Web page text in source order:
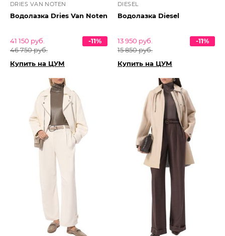
DRIES VAN NOTEN
Водолазка Dries Van Noten
41 150 руб.
46 750 руб.
-11%
Купить на ЦУМ
DIESEL
Водолазка Diesel
13 950 руб.
15 850 руб.
-11%
Купить на ЦУМ